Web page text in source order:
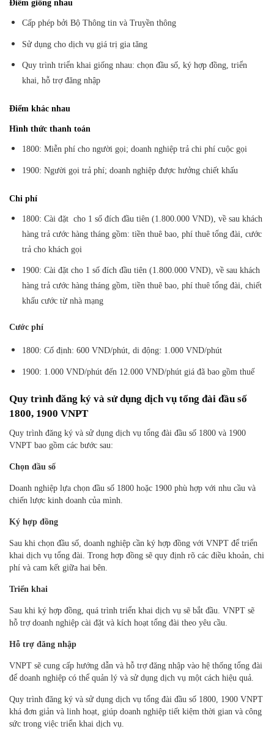
Điểm giống nhau
Cấp phép bởi Bộ Thông tin và Truyền thông
Sử dụng cho dịch vụ giá trị gia tăng
Quy trình triển khai giống nhau: chọn đầu số, ký hợp đồng, triển
khai, hỗ trợ đăng nhập
Điểm khác nhau
Hình thức thanh toán
1800: Miễn phí cho người gọi; doanh nghiệp trả chi phí cuộc gọi
1900: Người gọi trả phí; doanh nghiệp được hưởng chiết khấu
Chi phí
1800: Cài đặt cho 1 số đích đầu tiên (1.800.000 VND), về sau khách
hàng trả cước hàng tháng gồm: tiền thuê bao, phí thuê tổng đài, cước
trả cho khách gọi
1900: Cài đặt cho 1 số đích đầu tiên (1.800.000 VND), về sau khách
hàng trả cước hàng tháng gồm, tiền thuê bao, phí thuê tổng đài, chiết
khấu cước từ nhà mạng
Cước phí
1800: Cố định: 600 VND/phút, di động: 1.000 VND/phút
1900: 1.000 VND/phút đến 12.000 VND/phút giá đã bao gồm thuế
Quy trình đăng ký và sử dụng dịch vụ tổng đài đầu số
1800, 1900 VNPT
Quy trình đăng ký và sử dụng dịch vụ tổng đài đầu số 1800 và 1900
VNPT bao gồm các bước sau:
Chọn đầu số
Doanh nghiệp lựa chọn đầu số 1800 hoặc 1900 phù hợp với nhu cầu và
chiến lược kinh doanh của mình.
Ký hợp đồng
Sau khi chọn đầu số, doanh nghiệp cần ký hợp đồng với VNPT để triển
khai dịch vụ tổng đài. Trong hợp đồng sẽ quy định rõ các điều khoản, chi
phí và cam kết giữa hai bên.
Triển khai
Sau khi ký hợp đồng, quá trình triển khai dịch vụ sẽ bắt đầu. VNPT sẽ
hỗ trợ doanh nghiệp cài đặt và kích hoạt tổng đài theo yêu cầu.
Hỗ trợ đăng nhập
VNPT sẽ cung cấp hướng dẫn và hỗ trợ đăng nhập vào hệ thống tổng đài
để doanh nghiệp có thể quản lý và sử dụng dịch vụ một cách hiệu quả.
Quy trình đăng ký và sử dụng dịch vụ tổng đài đầu số 1800, 1900 VNPT
khá đơn giản và linh hoạt, giúp doanh nghiệp tiết kiệm thời gian và công
sức trong việc triển khai dịch vụ.